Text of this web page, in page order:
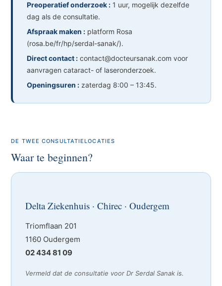
Preoperatief onderzoek : 1 uur, mogelijk dezelfde
dag als de consultatie.
Afspraak maken : platform Rosa
(rosa.be/fr/hp/serdal-sanak/).
Direct contact : contact@docteursanak.com voor
aanvragen cataract- of laseronderzoek.
Openingsuren : zaterdag 8:00 – 13:45.
DE TWEE CONSULTATIELOCATIES
Waar te beginnen?
Delta Ziekenhuis · Chirec · Oudergem
Triomflaan 201
1160 Oudergem
02 434 81 09
Vermeld dat de consultatie voor Dr Serdal Sanak is.